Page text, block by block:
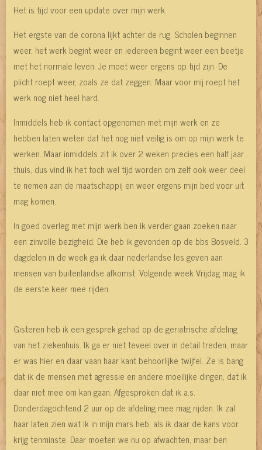
Het is tijd voor een update over mijn werk.
Het ergste van de corona lijkt achter de rug. Scholen beginnen
weer, het werk begint weer en iedereen begint weer een beetje
met het normale leven. Je moet weer ergens op tijd zijn. De
plicht roept weer, zoals ze dat zeggen. Maar voor mij roept het
werk nog niet heel hard.
Inmiddels heb ik contact opgenomen met mijn werk en ze
hebben laten weten dat het nog niet veilig is om op mijn werk te
werken. Maar inmiddels zit ik over 2 weken precies een half jaar
thuis, dus vind ik het toch wel tijd worden om zelf ook weer deel
te nemen aan de maatschappij en weer ergens mijn bed voor uit
mag komen.
In goed overleg met mijn werk ben ik verder gaan zoeken naar
een zinvolle bezigheid. Die heb ik gevonden op de bbs Bosveld. 3
dagdelen in de week ga ik daar nederlandse les geven aan
mensen van buitenlandse afkomst. Volgende week Vrijdag mag ik
de eerste keer mee rijden.
Gisteren heb ik een gesprek gehad op de geriatrische afdeling
van het ziekenhuis. Ik ga er niet teveel over in detail treden, maar
er was hier en daar vaan haar kant behoorlijke twijfel. Ze is bang
dat ik de mensen met agressie en andere moeilijke dingen, dat ik
daar niet mee om kan gaan. Afgesproken dat ik a.s.
Donderdagochtend 2 uur op de afdeling mee mag rijden. Ik zal
haar laten zien wat ik in mijn mars heb, als ik daar de kans voor
krijg tenminste. Daar moeten we nu op afwachten, maar ben